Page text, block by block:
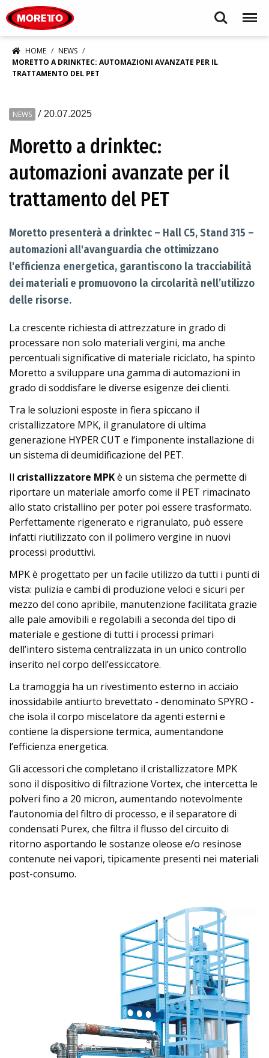
Search Menu
HOME
NEWS
MORETTO A DRINKTEC: AUTOMAZIONI AVANZATE PER IL
TRATTAMENTO DEL PET
NEWS / 20.07.2025
Moretto a drinktec:
automazioni avanzate per il
trattamento del PET
Moretto presenterà a drinktec – Hall C5, Stand 315 –
automazioni all'avanguardia che ottimizzano
l'efficienza energetica, garantiscono la tracciabilità
dei materiali e promuovono la circolarità nell’utilizzo
delle risorse.
La crescente richiesta di attrezzature in grado di
processare non solo materiali vergini, ma anche
percentuali significative di materiale riciclato, ha spinto
Moretto a sviluppare una gamma di automazioni in
grado di soddisfare le diverse esigenze dei clienti.
Tra le soluzioni esposte in fiera spiccano il
cristallizzatore MPK, il granulatore di ultima
generazione HYPER CUT e l’imponente installazione di
un sistema di deumidificazione del PET.
Il cristallizzatore MPKè un sistema che permette di
riportare un materiale amorfo come il PET rimacinato
allo stato cristallino per poter poi essere trasformato.
Perfettamente rigenerato e rigranulato, può essere
infatti riutilizzato con il polimero vergine in nuovi
processi produttivi.
MPK è progettato per un facile utilizzo da tutti i punti di
vista: pulizia e cambi di produzione veloci e sicuri per
mezzo del cono apribile, manutenzione facilitata grazie
alle pale amovibili e regolabili a seconda del tipo di
materiale e gestione di tutti i processi primari
dell’intero sistema centralizzata in un unico controllo
inserito nel corpo dell’essiccatore.
La tramoggia ha un rivestimento esterno in acciaio
inossidabile antiurto brevettato - denominato SPYRO -
che isola il corpo miscelatore da agenti esterni e
contiene la dispersione termica, aumentandone
l’efficienza energetica.
Gli accessori che completano il cristallizzatore MPK
sono il dispositivo di filtrazione Vortex, che intercetta le
polveri fino a 20 micron, aumentando notevolmente
l’autonomia del filtro di processo, e il separatore di
condensati Purex, che filtra il flusso del circuito di
ritorno asportando le sostanze oleose e/o resinose
contenute nei vapori, tipicamente presenti nei materiali
post-consumo.